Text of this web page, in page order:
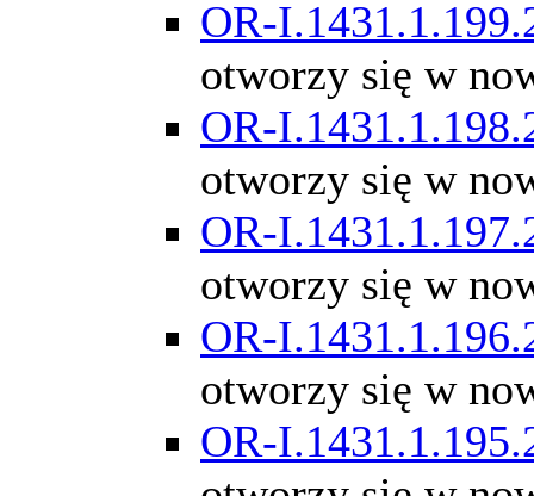
OR-
otworzy się w
OR-
otworzy się w
OR-
otworzy się w
OR-
otworzy się w
OR-